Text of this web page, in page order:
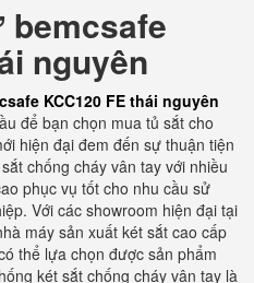
bemcsafe
nguyên
KCC120 FE thái nguyên
để bạn chọn mua tủ sắt cho
hiện đại đem đến sự thuận tiện
chống cháy vân tay với nhiều
phục vụ tốt cho nhu cầu sử
Với các showroom hiện đại tại
máy sản xuất két sắt cao cấp
thể lựa chọn được sản phẩm
két sắt chống cháy vân tay là